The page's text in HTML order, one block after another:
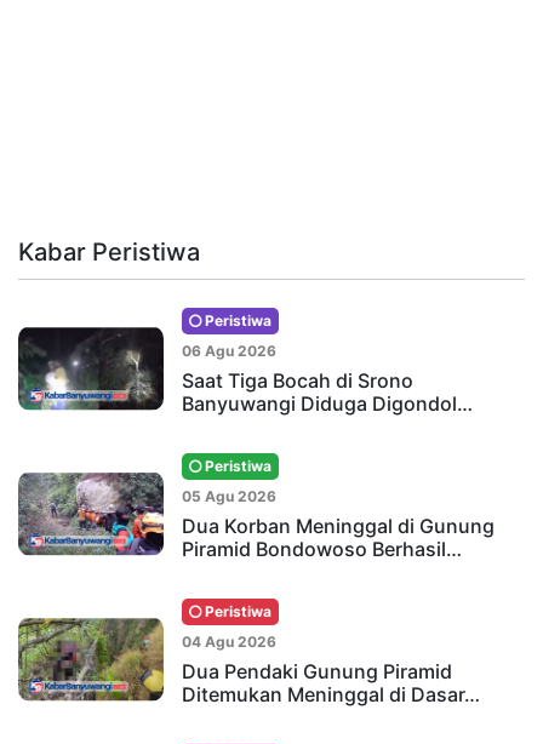
Kabar Peristiwa
Peristiwa
06 Agu 2026
Saat Tiga Bocah di Srono
Banyuwangi Diduga Digondol…
Peristiwa
05 Agu 2026
Dua Korban Meninggal di Gunung
Piramid Bondowoso Berhasil…
Peristiwa
04 Agu 2026
Dua Pendaki Gunung Piramid
Ditemukan Meninggal di Dasar…